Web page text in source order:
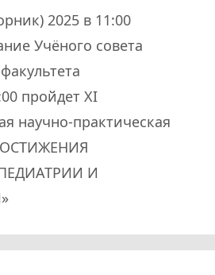
2025 в 11:00
Учёного совета
пройдет XI
научно-практическая
И